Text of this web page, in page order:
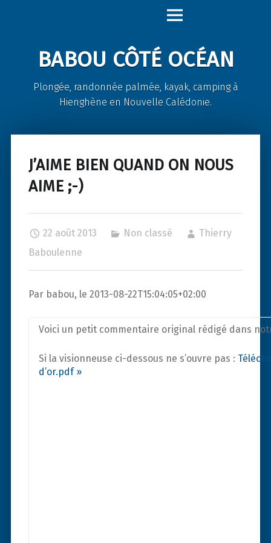
navigation
BABOU CÔTÉ OCÉAN
Plongée, randonnée palmée, kayak, camping à
Hienghène en Nouvelle Calédonie.
J’AIME BIEN QUAND ON NOUS
AIME ;-)
22 août 2013 Non classé
Thierry
Baboulenne
Par babou, le 2013-08-22T15:04:05+02:00
Voici un petit commentaire original rédigé dans
Si la visionneuse ci-dessous ne s’ouvre pas :
d’or.pdf »